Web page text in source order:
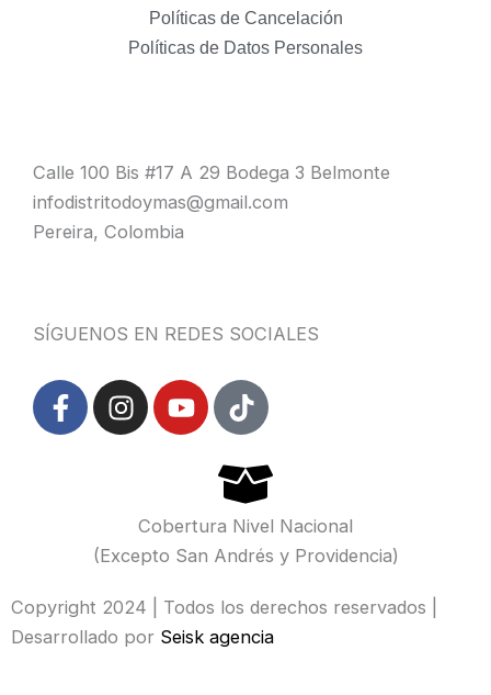
Políticas de Cancelación
Políticas de Datos Personales
Calle 100 Bis #17 A 29 Bodega 3 Belmonte
infodistritodoymas@gmail.com
Pereira, Colombia
SÍGUENOS EN REDES SOCIALES
F
a
-
f
I
n
r
m
Y
o
b
e
T
i
t
o
k
Cobertura Nivel Nacional
(Excepto San Andrés y Providencia)
Copyright 2024 | Todos los derechos reservados |
Desarrollado por Seisk agencia